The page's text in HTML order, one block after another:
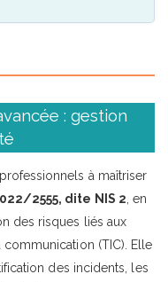
: gestion
à maîtriser
2555, dite NIS 2 , en
des risques liés aux
(TIC). Elle
des incidents, les